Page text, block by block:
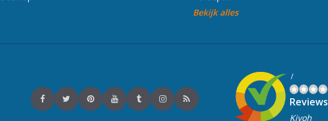
Bekijk alles
/
Reviews
Kiyoh